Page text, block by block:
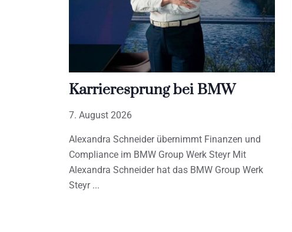
Karrieresprung bei BMW
7. August 2026
Alexandra Schneider übernimmt Finanzen und
Compliance im BMW Group Werk Steyr Mit
Alexandra Schneider hat das BMW Group Werk
Steyr